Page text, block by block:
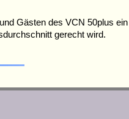
Gästen des VCN 50plus ein
gerecht wird.